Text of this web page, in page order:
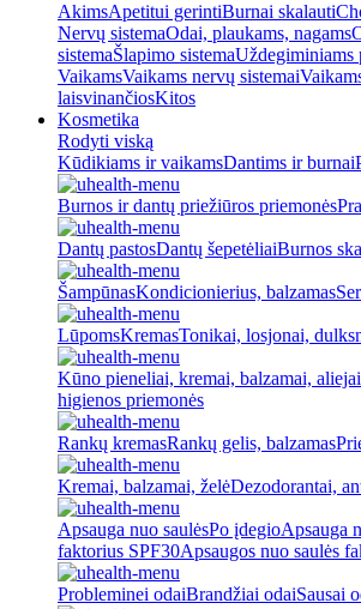
AkimsApetitui gerintiBurnai skalauti
Nervų sistemaOdai, plaukams, nagams
sistemaŠlapimo sistemaUždegiminiams
VaikamsVaikams nervų sistemai
laisvinančiosKitos
Kosmetika
Rodyti viską
Kūdikiams ir vaikamsDantims ir burnai
Burnos ir dantų priežiūros priemonės
Dantų pastosDantų šepetėliaiBurnos
ŠampūnasKondicionierius, balzamas
LūpomsKremasTonikai, losjonai,
Kūno pieneliai, kremai, balzamai, aliejai
higienos priemonės
Rankų kremasRankų gelis, balzamas
Kremai, balzamai, želėDezodorantai,
Apsauga nuo saulėsPo įdegioApsauga
faktorius SPF30Apsaugos nuo saulės
Probleminei odaiBrandžiai odaiSausai